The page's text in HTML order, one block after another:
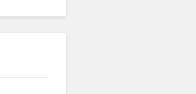
Wetter wechselt, das siehst du von da